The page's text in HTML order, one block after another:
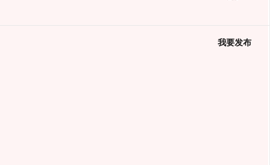
我要发布